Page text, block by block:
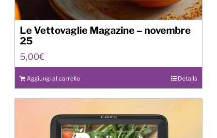
Le Vettovaglie Magazine – novembre
25
5,00€
Aggiungi al carrello Details